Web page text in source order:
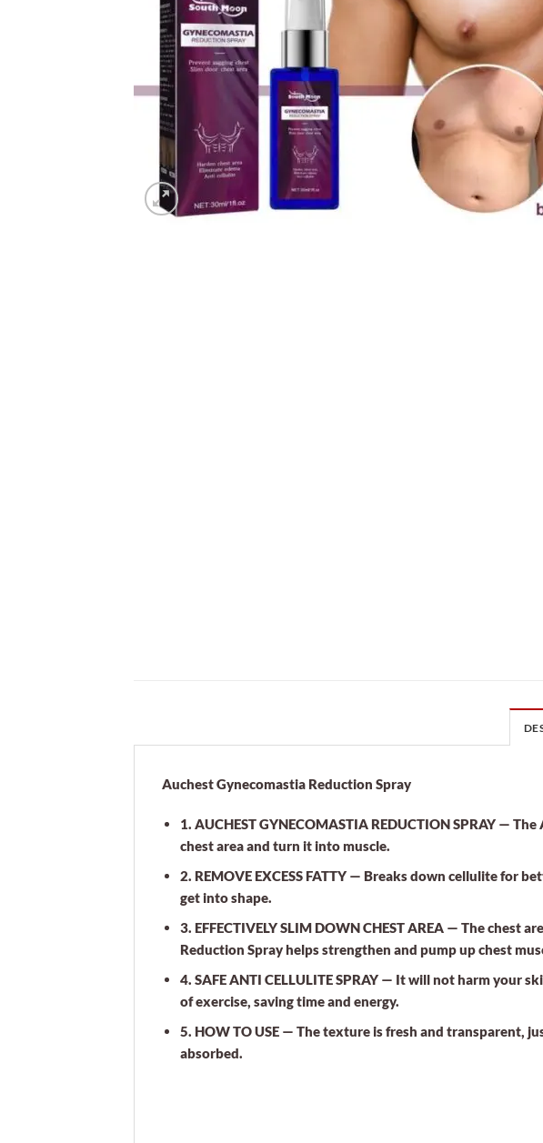
Auchest Gynecomastia Reduction Spray
1. AUCHEST GYNECOMASTIA REDUCTION SPRAY —
chest area and turn it into muscle.
2. REMOVE EXCESS FATTY — Breaks down cellulite for
get into shape.
3. EFFECTIVELY SLIM DOWN CHEST AREA — The
Reduction Spray helps strengthen and pump up chest
4. SAFE ANTI CELLULITE SPRAY — It will not harm
of exercise, saving time and energy.
5. HOW TO USE — The texture is fresh and transparent,
absorbed.